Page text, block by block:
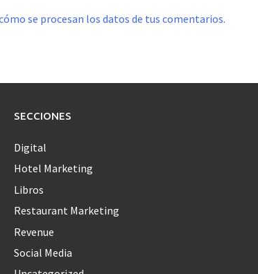
se procesan los datos de tus comentarios.
SECCIONES
Digital
Hotel Marketing
Libros
Restaurant Marketing
Revenue
Social Media